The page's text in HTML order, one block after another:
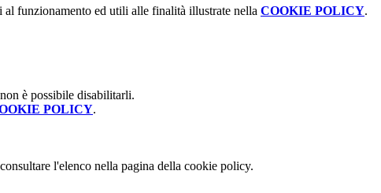
funzionamento ed utili alle finalità illustrate nella COOKIE POLICY.
è possibile disabilitarli.
POLICY.
l'elenco nella pagina della cookie policy.